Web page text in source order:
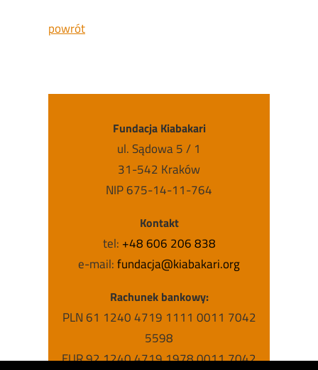
powrót
Fundacja Kiabakari
ul. Sądowa 5 / 1
31-542 Kraków
NIP 675-14-11-764
Kontakt
tel: +48 606 206 838
e-mail:fundacja@kiabakari.org
Rachunek bankowy:
PLN 61 1240 4719 1111 0011 7042
5598
EUR 92 1240 4719 1978 0011 7042